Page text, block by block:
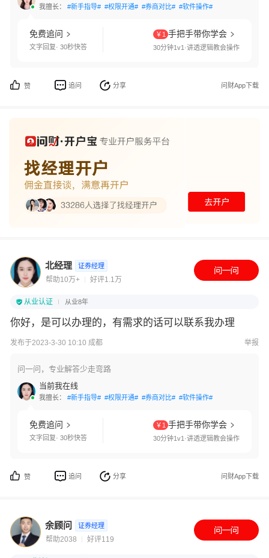
我擅长： #新手指导# #权限开通# #券商对比# #软件操作#
免费追问
文字回复· 30秒快答
￥1 手把手带你学会
30分钟1v1·讲透逻辑教会操作
赞 追问 分享 问财App下载
北经理 证券经理
帮助10万+ 好评1.1万
从业认证 从业8年
你好，是可以办理的，有需求的话可以联系我办理
发布于2023-3-30 10:10 成都 举报
问一问，专业解答少走弯路
当前我在线
我擅长： #新手指导# #权限开通# #券商对比# #软件操作#
免费追问
文字回复· 30秒快答
￥1 手把手带你学会
30分钟1v1·讲透逻辑教会操作
赞 追问 分享 问财App下载
余顾问 证券经理
帮助2038 好评119